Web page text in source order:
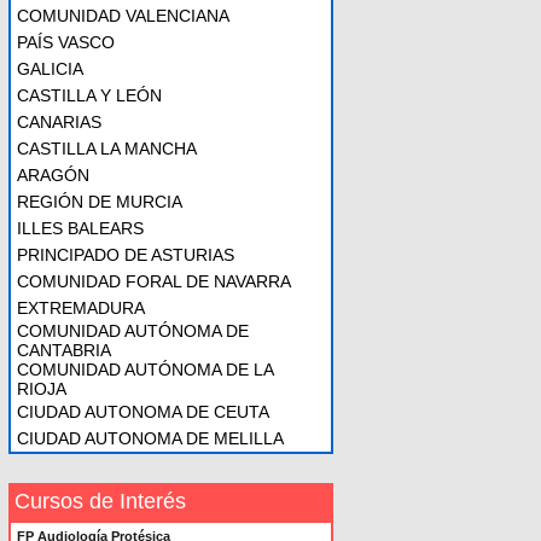
COMUNIDAD VALENCIANA
PAÍS VASCO
GALICIA
CASTILLA Y LEÓN
CANARIAS
CASTILLA LA MANCHA
ARAGÓN
REGIÓN DE MURCIA
ILLES BALEARS
PRINCIPADO DE ASTURIAS
COMUNIDAD FORAL DE NAVARRA
EXTREMADURA
COMUNIDAD AUTÓNOMA DE
CANTABRIA
COMUNIDAD AUTÓNOMA DE LA
RIOJA
CIUDAD AUTONOMA DE CEUTA
CIUDAD AUTONOMA DE MELILLA
Cursos de Interés
FP Audiología Protésica